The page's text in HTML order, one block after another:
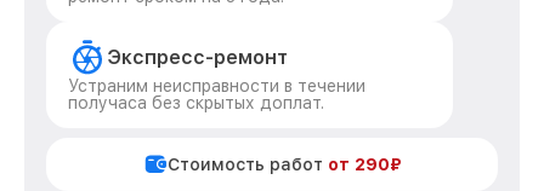
Экспресс-ремонт
Устраним неисправности в течении
получаса без скрытых доплат.
Стоимость работ от 290₽